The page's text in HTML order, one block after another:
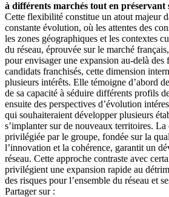
à différents marchés tout en préservant
Cette flexibilité constitue un atout majeur
constante évolution, où les attentes des
les zones géographiques et les contextes
du réseau, éprouvée sur le marché
pour envisager une expansion au-delà des
candidats franchisés, cette dimension
plusieurs intérêts. Elle témoigne d’abord
de sa capacité à séduire différents profils
ensuite des perspectives d’évolution
qui souhaiteraient développer plusieurs
s’implanter sur de nouveaux territoires. La
privilégiée par le groupe, fondée sur la
l’innovation et la cohérence, garantit un
réseau. Cette approche contraste avec
privilégient une expansion rapide au
des risques pour l’ensemble du réseau et
Partager sur :